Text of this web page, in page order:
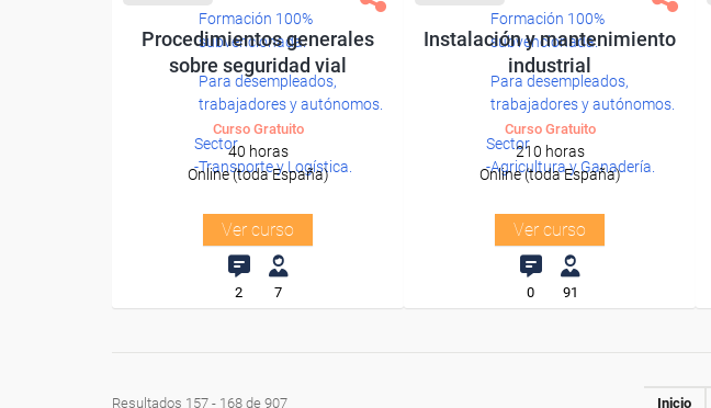
Formación 100%
subvencionada.
Para desempleados,
trabajadores y autónomos.
Sector
-Transporte y Logística.
Procedimientos generales
sobre seguridad vial
Curso Gratuito
40 horas
Online (toda España)
Ver curso
2 7
Formación 100%
subvencionada.
Para desempleados,
trabajadores y autónomos.
Sector
-Agricultura y Ganadería.
Instalación y mantenimiento
industrial
Curso Gratuito
210 horas
Online (toda España)
Ver curso
0 91
Resultados 157 - 168 de 907 Inicio